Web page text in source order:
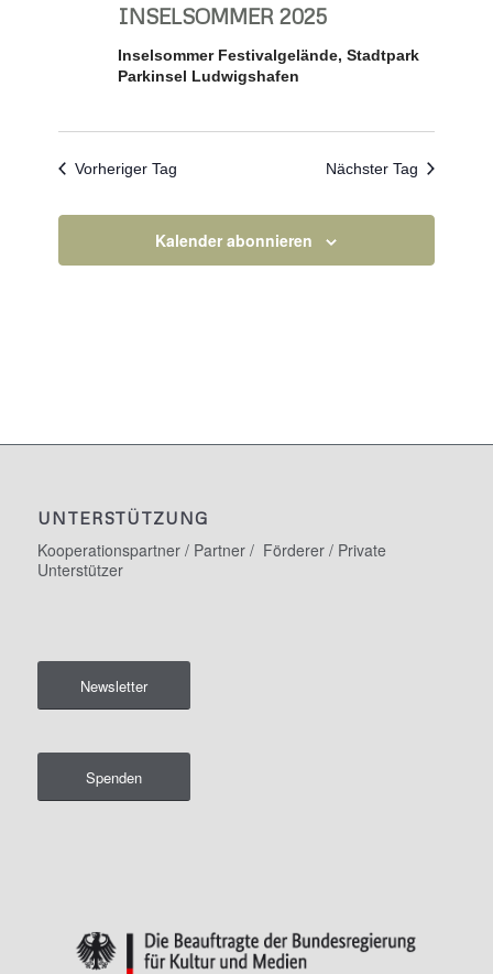
INSELSOMMER 2025
Inselsommer Festivalgelände, Stadtpark
Parkinsel Ludwigshafen
Vorheriger Tag Nächster Tag
Kalender abonnieren
UNTERSTÜTZUNG
Kooperationspartner / Partner / Förderer / Private
Unterstützer
Newsletter
Spenden